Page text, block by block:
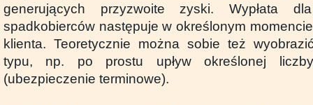
generujących przyzwoite zyski. Wypłata
spadkobierców następuje w określonym
klienta. Teoretycznie można sobie też
typu, np. po prostu upływ określonej
(ubezpieczenie terminowe).